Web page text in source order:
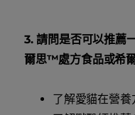
3. 請問是否可以推薦
爾思™處方食品或希
了解愛貓在營